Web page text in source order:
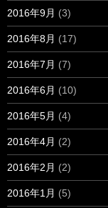
2016年9月 (3)
2016年8月 (17)
2016年7月 (7)
2016年6月 (10)
2016年5月 (4)
2016年4月 (2)
2016年2月 (2)
2016年1月 (5)